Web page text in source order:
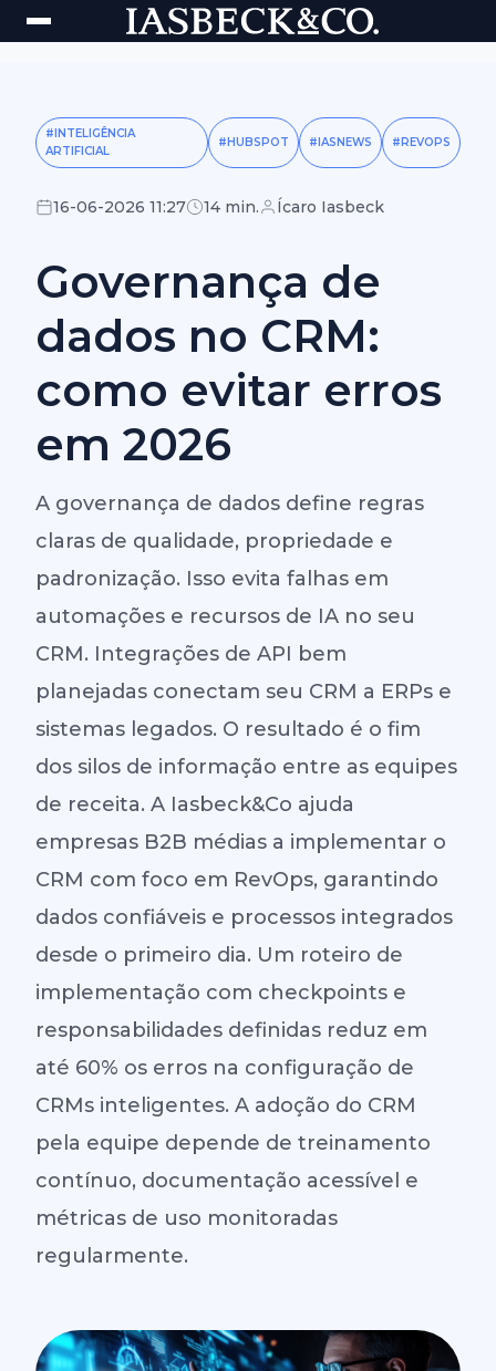
#INTELIGÊNCIA
ARTIFICIAL
#HUBSPOT #IASNEWS #REVOPS
16-06-2026 11:27 14 min. Ícaro Iasbeck
Governança de
dados no CRM:
como evitar erros
em 2026
A governança de dados define regras
claras de qualidade, propriedade e
padronização. Isso evita falhas em
automações e recursos de IA no seu
CRM. Integrações de API bem
planejadas conectam seu CRM a ERPs e
sistemas legados. O resultado é o fim
dos silos de informação entre as equipes
de receita. A Iasbeck&Co ajuda
empresas B2B médias a implementar o
CRM com foco em RevOps, garantindo
dados confiáveis e processos integrados
desde o primeiro dia. Um roteiro de
implementação com checkpoints e
responsabilidades definidas reduz em
até 60% os erros na configuração de
CRMs inteligentes. A adoção do CRM
pela equipe depende de treinamento
contínuo, documentação acessível e
métricas de uso monitoradas
regularmente.